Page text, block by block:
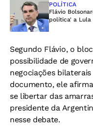
POLÍTICA
Flávio
política' a Lula
Segundo Flávio, o
possibilidade de
negociações
documento, ele
se libertar das
presidente da
nesse debate.